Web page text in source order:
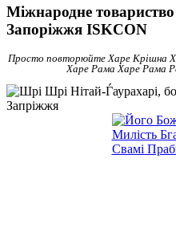
Міжнародне
Запоріжжя ISKCON
Просто повторюйте Харе Крішна
Харе Рама Харе Рама